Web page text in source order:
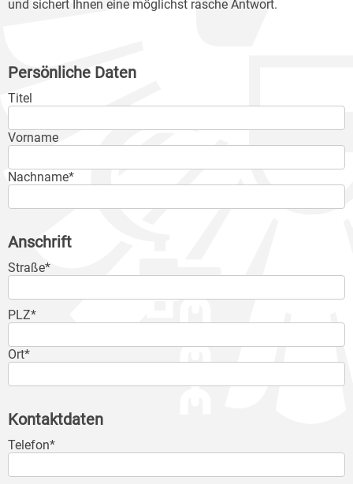
und sichert Ihnen eine möglichst rasche Antwort.
Persönliche Daten
Titel
Vorname
Nachname*
Anschrift
Straße*
PLZ*
Ort*
Kontaktdaten
Telefon*